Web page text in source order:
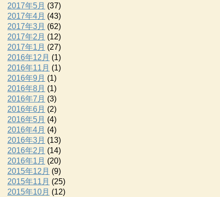
2017年5月 (37)
2017年4月 (43)
2017年3月 (62)
2017年2月 (12)
2017年1月 (27)
2016年12月 (1)
2016年11月 (1)
2016年9月 (1)
2016年8月 (1)
2016年7月 (3)
2016年6月 (2)
2016年5月 (4)
2016年4月 (4)
2016年3月 (13)
2016年2月 (14)
2016年1月 (20)
2015年12月 (9)
2015年11月 (25)
2015年10月 (12)